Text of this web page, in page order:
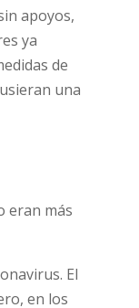
apoyos,
ya
de
una
eran más
El
en los